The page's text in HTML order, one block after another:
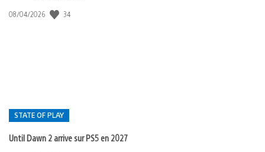
Date
08/04/2026 34
STATE OF PLAY
Until Dawn 2 arrive sur PS5 en 2027